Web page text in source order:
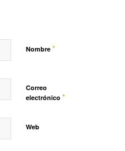
Nombre *
Correo
electrónico *
Web